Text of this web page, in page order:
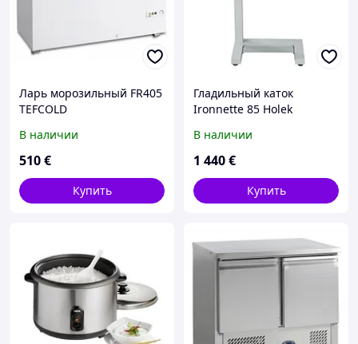
Ларь морозильный FR405
TEFCOLD
В наличии
510€
Купить
Гладильный каток
Ironnette 85 Holek
В наличии
1 440€
Купить